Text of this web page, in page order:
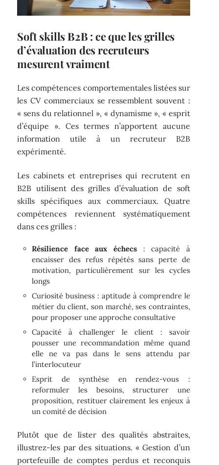
Soft skills B2B : ce que les grilles
d’évaluation des recruteurs
mesurent vraiment
Les compétences comportementales listées sur
les CV commerciaux se ressemblent souvent :
« sens du relationnel », « dynamisme », « esprit
d’équipe ». Ces termes n’apportent aucune
information utile à un recruteur B2B
expérimenté.
Les cabinets et entreprises qui recrutent en
B2B utilisent des grilles d’évaluation de soft
skills spécifiques aux commerciaux. Quatre
compétences reviennent systématiquement
dans ces grilles :
Résilience face aux échecs : capacité à
encaisser des refus répétés sans perte de
motivation, particulièrement sur les cycles
longs
Curiosité business : aptitude à comprendre le
métier du client, son marché, ses contraintes,
pour proposer une approche consultative
Capacité à challenger le client : savoir
pousser une recommandation même quand
elle ne va pas dans le sens attendu par
l’interlocuteur
Esprit de synthèse en rendez-vous :
reformuler les besoins, structurer une
proposition, restituer clairement les enjeux à
un comité de décision
Plutôt que de lister des qualités abstraites,
illustrez-les par des situations. « Gestion d’un
portefeuille de comptes perdus et reconquis